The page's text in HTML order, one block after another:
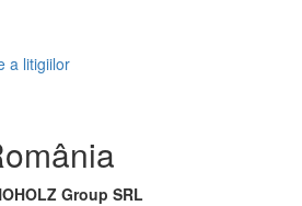
a litigiilor
Group SRL